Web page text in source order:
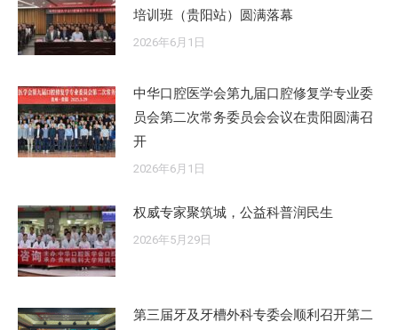
培训班（贵阳站）圆满落幕
2026年6月1日
中华口腔医学会第九届口腔修复学专业委
员会第二次常务委员会会议在贵阳圆满召
开
2026年6月1日
权威专家聚筑城，公益科普润民生
2026年5月29日
第三届牙及牙槽外科专委会顺利召开第二